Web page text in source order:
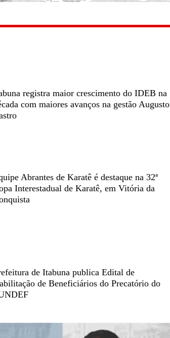
registra maior crescimento do IDEB na
com maiores avanços na gestão Augusto
Abrantes de Karatê é destaque na 32ª
Interestadual de Karatê, em Vitória da
de Itabuna publica Edital de
de Beneficiários do Precatório do